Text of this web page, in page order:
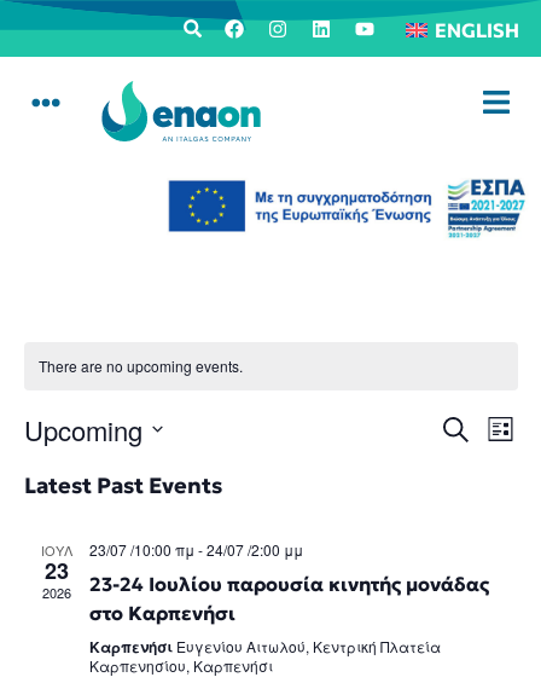
ENGLISH
There are no upcoming events.
Events
Search
List
Upcoming
date.
Latest Past Events
ΙΟΎΛ
23
2026
23/07 /10:00 πμ -24/07 /2:00 μμ
23-24 Ιουλίου παρουσία κινητής μονάδας
στο Καρπενήσι
Καρπενήσι Ευγενίου Αιτωλού, Κεντρική Πλατεία
Καρπενησίου, Καρπενήσι